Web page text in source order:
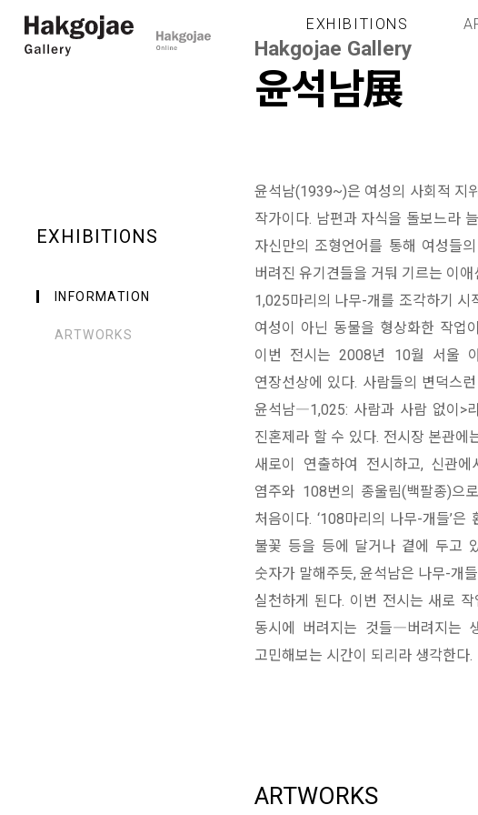
EXHIBITIONS
EXHIBITIONS
INFORMATION
ARTWORKS
Hakgojae Gallery
윤석남展
윤석남(1939~)은 여성의 사회적 지
작가이다. 남편과 자식을 돌보느라
자신만의 조형언어를 통해 여성들
버려진 유기견들을 거둬 기르는 이
1,025마리의 나무-개를 조각하기 시
여성이 아닌 동물을 형상화한 작업
이번 전시는 2008년 10월 서울
연장선상에 있다. 사람들의 변덕스
윤석남―1,025: 사람과 사람 없이>
진혼제라 할 수 있다. 전시장 본관
새로이 연출하여 전시하고, 신관에
염주와 108번의 종울림(백팔종)으
처음이다. ‘108마리의 나무-개들’
불꽃 등을 등에 달거나 곁에 두고
숫자가 말해주듯, 윤석남은 나무-개
실천하게 된다. 이번 전시는 새로
동시에 버려지는 것들―버려지는
고민해보는 시간이 되리라 생각한다.
ARTWORKS